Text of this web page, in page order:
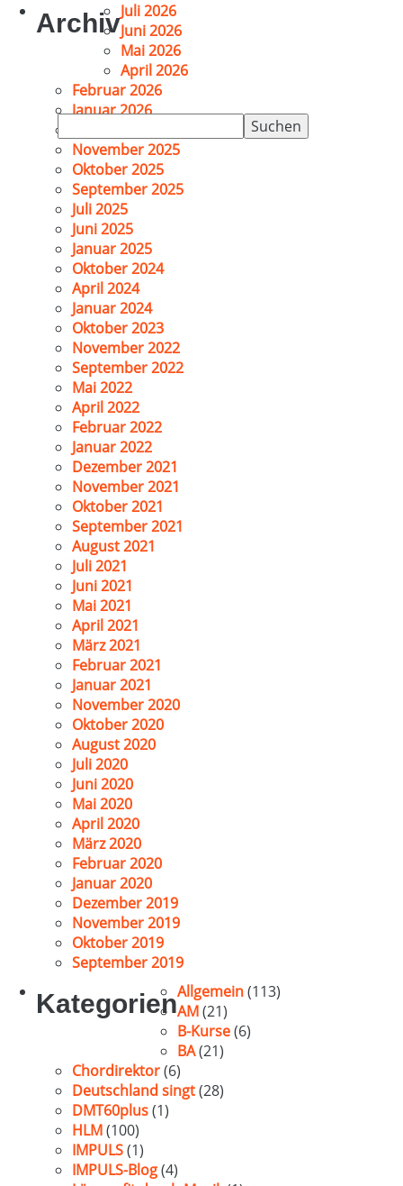
nach:
ArchivJuli 2026
Juni 2026
Mai 2026
April 2026
Februar 2026
Januar 2026
November 2025
Oktober 2025
September 2025
Juli 2025
Juni 2025
Januar 2025
Oktober 2024
April 2024
Januar 2024
Oktober 2023
November 2022
September 2022
Mai 2022
April 2022
Februar 2022
Januar 2022
Dezember 2021
November 2021
Oktober 2021
September 2021
August 2021
Juli 2021
Juni 2021
Mai 2021
April 2021
März 2021
Februar 2021
Januar 2021
November 2020
Oktober 2020
August 2020
Juli 2020
Juni 2020
Mai 2020
April 2020
März 2020
Februar 2020
Januar 2020
Dezember 2019
November 2019
Oktober 2019
September 2019
KategorienAllgemein(113)
AM(21)
B-Kurse(6)
BA(21)
Chordirektor(6)
Deutschland singt(28)
DMT60plus(1)
HLM(100)
IMPULS(1)
IMPULS-Blog(4)